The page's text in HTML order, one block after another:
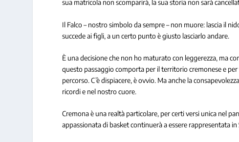
sua matricola non scomparirà, la sua storia non sarà
Il Falco – nostro simbolo da sempre – non muore: lascia il
succede ai figli, a un certo punto è giusto lasciarlo andare.
È una decisione che non ho maturato con leggerezza, ma
questo passaggio comporta per il territorio cremonese e
percorso. C’è dispiacere, è ovvio. Ma anche la
ricordi e nel nostro cuore.
Cremona è una realtà particolare, per certi versi unica nel
appassionata di basket continuerà a essere rappresentata